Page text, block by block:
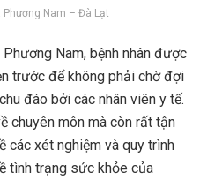
Phương Nam – Đà Lạt
Nam, bệnh nhân được
trước để không phải chờ đợi
đáo bởi các nhân viên y tế.
chuyên môn mà còn rất tận
các xét nghiệm và quy trình
tình trạng sức khỏe của